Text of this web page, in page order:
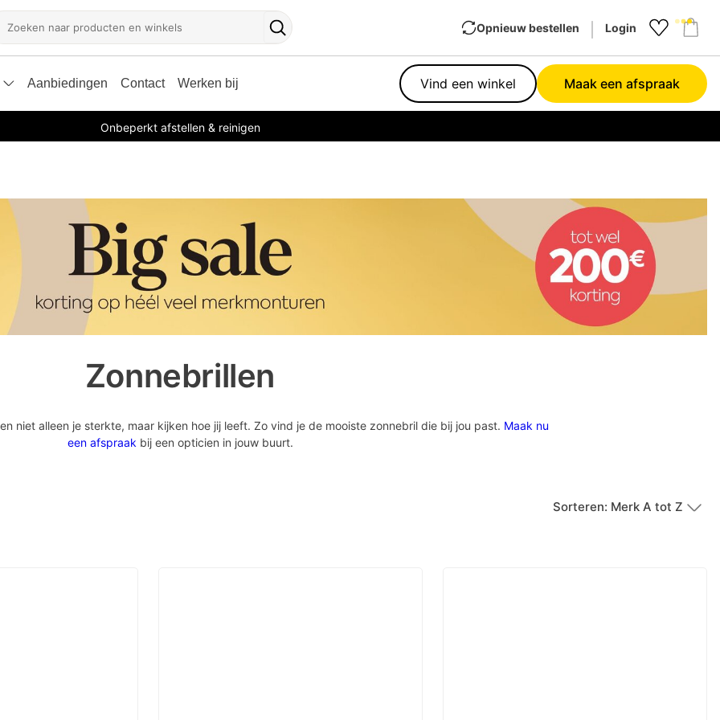
Zoekknop
Opnieuw bestellen Login
Aanbiedingen Contact Werken bij Vind een winkel Maak een afspraak
Onbeperkt afstellen & reinigen
Zonnebrillen
niet alleen je sterkte, maar kijken hoe jij leeft. Zo vind je de mooiste zonnebril die bij jou past. Maak nu
een afspraakbij een opticien in jouw buurt.
Sorteren: Merk A tot Z